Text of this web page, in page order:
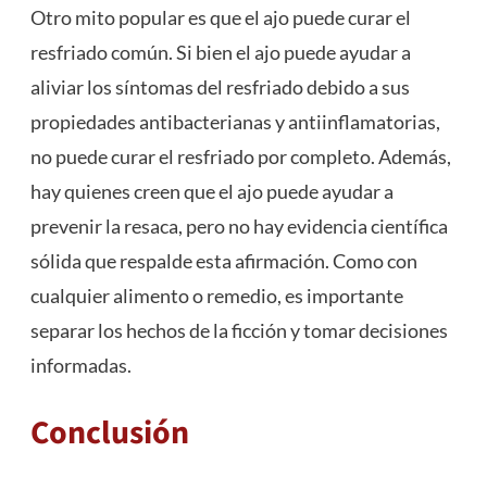
Otro mito popular es que el ajo puede curar el
resfriado común. Si bien el ajo puede ayudar a
aliviar los síntomas del resfriado debido a sus
propiedades antibacterianas y antiinflamatorias,
no puede curar el resfriado por completo. Además,
hay quienes creen que el ajo puede ayudar a
prevenir la resaca, pero no hay evidencia científica
sólida que respalde esta afirmación. Como con
cualquier alimento o remedio, es importante
separar los hechos de la ficción y tomar decisiones
informadas.
Conclusión